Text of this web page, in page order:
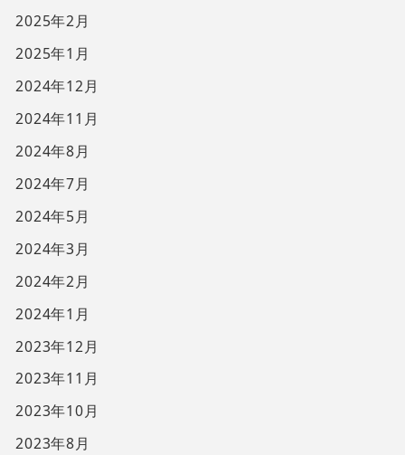
2025年2月
2025年1月
2024年12月
2024年11月
2024年8月
2024年7月
2024年5月
2024年3月
2024年2月
2024年1月
2023年12月
2023年11月
2023年10月
2023年8月